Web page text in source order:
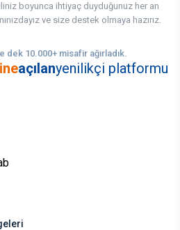
boyunca ihtiyaç duyduğunuz her an
ve size destek olmaya hazırız.
dek 10.000+ misafir ağırladık.
açılanyenilikçi platformu